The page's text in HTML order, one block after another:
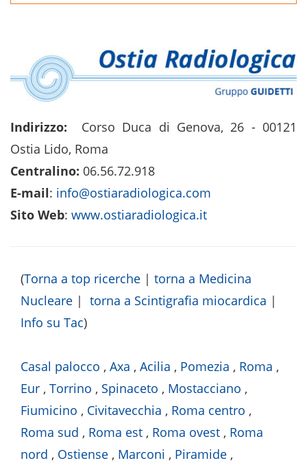
Indirizzo: Corso Duca di Genova, 26 - 00121
Ostia Lido, Roma
Centralino: 06.56.72.918
E-mail: info@ostiaradiologica.com
Sito Web: www.ostiaradiologica.it
(Torna a top ricerche | torna a Medicina
Nucleare | torna a Scintigrafia miocardica |
Info su Tac)
Casal palocco , Axa , Acilia , Pomezia , Roma ,
Eur , Torrino , Spinaceto , Mostacciano ,
Fiumicino , Civitavecchia , Roma centro ,
Roma sud , Roma est , Roma ovest , Roma
nord , Ostiense , Marconi , Piramide ,